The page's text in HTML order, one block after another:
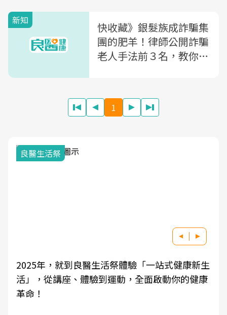
新知
快收藏》銀髮族成詐騙集
團的肥羊！律師公開詐騙
老人手法前３名，教你８
1
良醫生活祭
2025年，就到良醫生活祭體驗「一站式健康新生
活」，從講座、體驗到運動，全面啟動你的健康
革命！